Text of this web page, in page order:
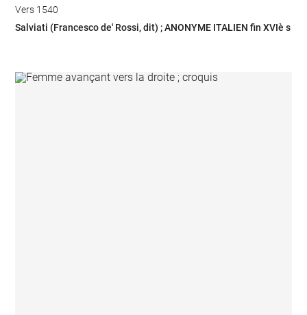
Vers 1540
Salviati (Francesco de' Rossi, dit) ; ANONYME ITALIEN fin XVIè s